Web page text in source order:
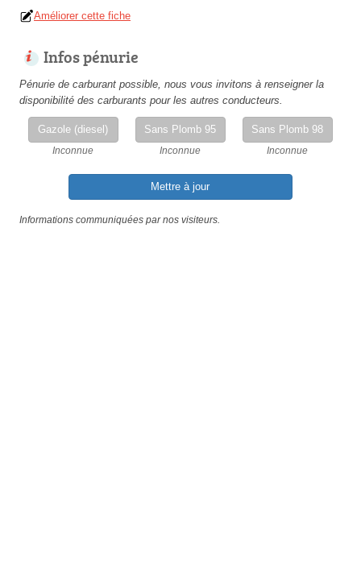
Améliorer cette fiche
Infos pénurie
Pénurie de carburant possible, nous vous invitons à renseigner la
disponibilité des carburants pour les autres conducteurs.
Gazole (diesel)
Inconnue
Sans Plomb 95
Inconnue
Sans Plomb 98
Inconnue
Mettre à jour
Informations communiquées par nos visiteurs.